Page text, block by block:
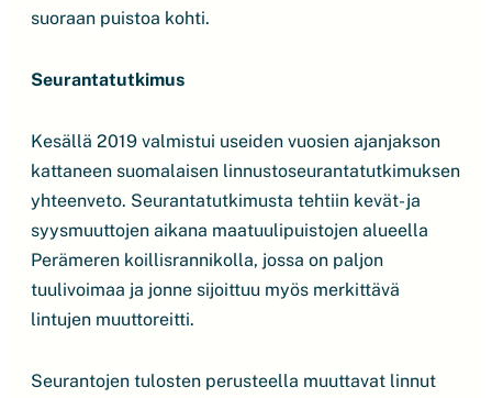
suoraan puistoa kohti.
Seurantatutkimus
Kesällä 2019 valmistui useiden vuosien ajanjakson
kattaneen suomalaisen linnustoseurantatutkimuksen
yhteenveto. Seurantatutkimusta tehtiin kevät- ja
syysmuuttojen aikana maatuulipuistojen alueella
Perämeren koillisrannikolla, jossa on paljon
tuulivoimaa ja jonne sijoittuu myös merkittävä
lintujen muuttoreitti.
Seurantojen tulosten perusteella muuttavat linnut